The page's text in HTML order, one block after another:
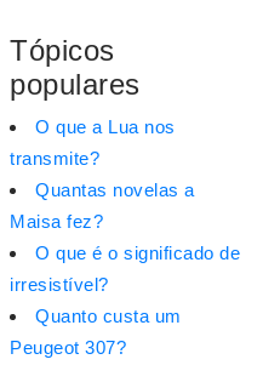
Tópicos
populares
O que a Lua nos
transmite?
Quantas novelas a
Maisa fez?
O que é o significado de
irresistível?
Quanto custa um
Peugeot 307?